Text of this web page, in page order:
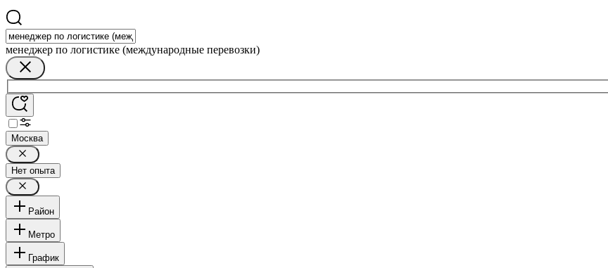
менеджер по логистике (международные перевозки)
Москва
Нет опыта
Район
Метро
График